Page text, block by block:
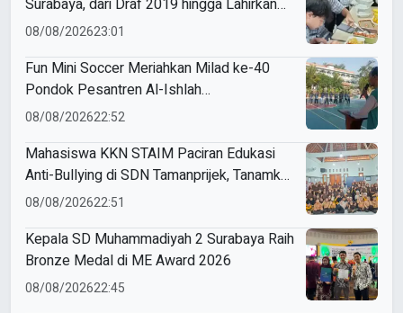
Surabaya, dari Draf 2019 hingga Lahirkan
Modul Gizi Digital
08/08/202623:01
Fun Mini Soccer Meriahkan Milad ke-40
Pondok Pesantren Al-Ishlah
Sendangagung
08/08/202622:52
Mahasiswa KKN STAIM Paciran Edukasi
Anti-Bullying di SDN Tamanprijek, Tanamkan
Empati Sejak Dini
08/08/202622:51
Kepala SD Muhammadiyah 2 Surabaya Raih
Bronze Medal di ME Award 2026
08/08/202622:45